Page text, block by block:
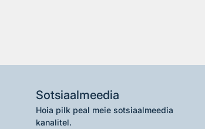
Sotsiaalmeedia
Hoia pilk peal meie sotsiaalmeedia
kanalitel.